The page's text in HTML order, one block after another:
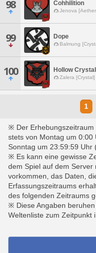
98 Cohhilition
Jenova
99 Dope
Balmung
100 Hollow
Zalera [Crystal]
1
※ Der Erhebungszeitraum
stets von Montag um 0:00
Sonntag um 23:59:59 Uhr
※ Es kann eine gewisse
dem Spiel auf dem
vorkommen, das Daten,
Erfassungszeitraums
des folgenden Zeitraums
※ Diese Angaben
Weltenliste zum Zeitpunkt